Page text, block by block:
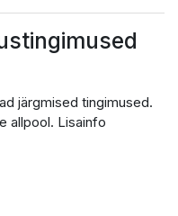
järgmised tingimused.
allpool. Lisainfo